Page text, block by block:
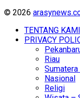
© 2026
TENTANG
PRIVACY
Riau
Sumatera
Nasional
Religi